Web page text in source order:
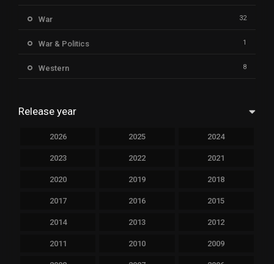
War 32
War & Politics 1
Western 8
Release year
2026 2025 2024
2023 2022 2021
2020 2019 2018
2017 2016 2015
2014 2013 2012
2011 2010 2009